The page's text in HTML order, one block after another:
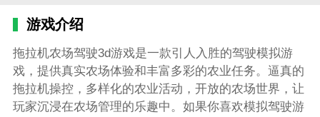
游戏介绍
拖拉机农场驾驶3d游戏是一款引人入胜的驾驶模拟游
戏，提供真实农场体验和丰富多彩的农业任务。逼真的
拖拉机操控，多样化的农业活动，开放的农场世界，让
玩家沉浸在农场管理的乐趣中。如果你喜欢模拟驾驶游